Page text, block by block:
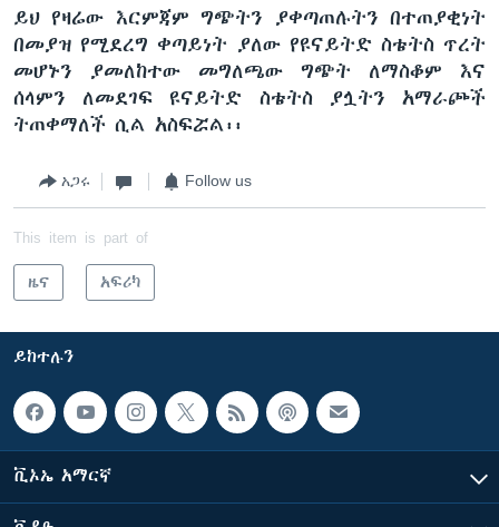
ይህ የዛሬው እርምጃም ግጭትን ያቀጣጠሉትን በተጠያቂነት
በመያዝ የሚደረግ ቀጣይነት ያለው የዩናይትድ ስቴትስ ጥረት
መሆኑን ያመለከተው መግለጫው ግጭት ለማስቆም እና
ሰላምን ለመደገፍ ዩናይትድ ስቴትስ ያሏትን አማራጮች
ትጠቀማለች ሲል አስፍሯል፡፡
አጋሩ Follow us
This item is part of
ዜና አፍሪካ
ይከተሉን
ቪኦኤ አማርኛ